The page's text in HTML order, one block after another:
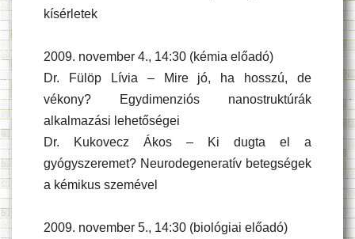
kísérletek
2009. november 4., 14:30 (kémia előadó)
Dr. Fülöp Lívia – Mire jó, ha hosszú, de
vékony? Egydimenziós nanostruktúrák
alkalmazási lehetőségei
Dr. Kukovecz Ákos – Ki dugta el a
gyógyszeremet? Neurodegeneratív betegségek
a kémikus szemével
2009. november 5., 14:30 (biológiai előadó)